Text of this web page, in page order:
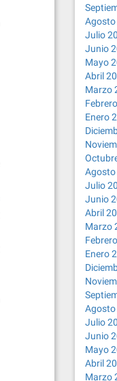
Agosto
Julio
Junio
Mayo
Abril
Marzo
Enero
Agosto
Julio
Junio
Abril
Marzo
Enero
Agosto
Julio
Junio
Mayo
Abril
Marzo